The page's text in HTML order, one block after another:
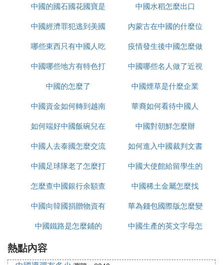
疫情
何取消
中國的國石國花國寶是
什麼
中國水稻怎麼出口
中國經濟罪犯逃到美國
怎麼辦
內蒙古在中國的什麼位
置
哪些東西只有中國人吃
疫情發生後中國怎麼做
的
中國哪些地方有特色打
鼓
中國哪些名人做了近視
手術
中國的怎麼了
中國煙草是什麼企業
中國資金如何轉到越南
炒股
華裔如何看待中國人
如何端好中國飯碗兒在
線播放
中國對朝鮮怎麼辦
中國人去泰國怎麼交流
如何進入中國裁判文書
網官網
中國足球隊老了怎麼打
亞洲杯
中國大使館給留學生的
健康包有什麼
怎麼查中國銀行余額查
詢
中國稀土金屬怎麼找
中國向韓國捐贈物資有
哪些
華為錢包國際版怎麼變
為中國版
中國鐵路是怎麼鋪的
中國生產的英文字母怎
熱點內容